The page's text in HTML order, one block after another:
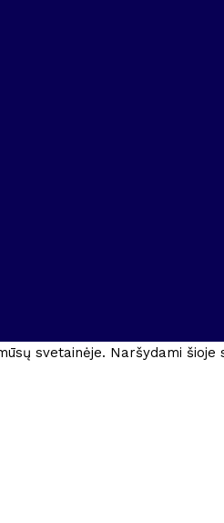
svetainėje. Naršydami